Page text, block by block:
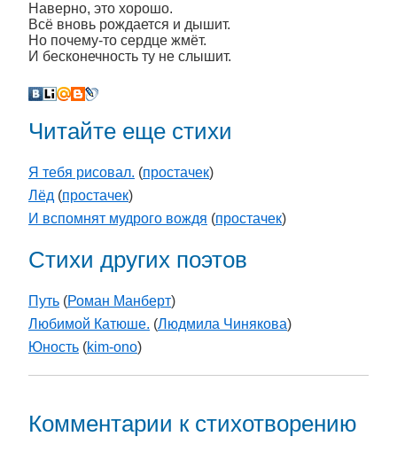
Наверно, это хорошо.
Всё вновь рождается и дышит.
Но почему-то сердце жмёт.
И бесконечность ту не слышит.
Читайте еще стихи
Я тебя рисовал. (простачек)
Лёд (простачек)
И вспомнят мудрого вождя (простачек)
Стихи других поэтов
Путь (Роман Манберт)
Любимой Катюше. (Людмила Чинякова)
Юность (kim-ono)
Комментарии к стихотворению